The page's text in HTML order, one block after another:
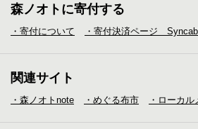
森ノオトに寄付する
・寄付について ・寄付決済ページ
関連サイト
・森ノオトnote ・めぐる布市 ・ローカル